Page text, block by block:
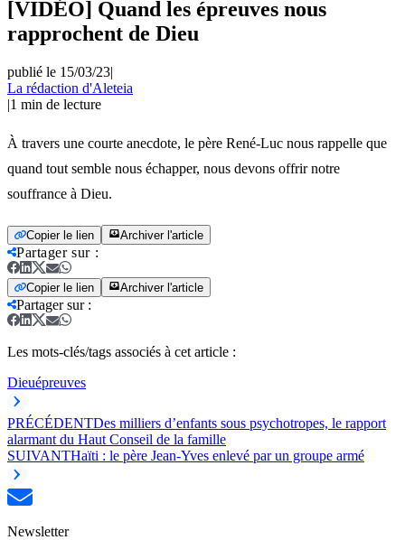
[VIDÉO] Quand les épreuves nous
rapprochent de Dieu
publié le 15/03/23|
La rédaction d'Aleteia
|1 min de lecture
À travers une courte anecdote, le père René-Luc nous rappelle que
quand tout semble nous échapper, nous devons offrir notre
souffrance à Dieu.
Copier le lien Archiver l'article
Partager sur:
Copier le lien Archiver l'article
Partager sur:
Les mots-clés/tags associés à cet article :
Dieuépreuves
PRÉCÉDENTDes milliers d’enfants sous psychotropes, le rapport
alarmant du Haut Conseil de la famille
SUIVANTHaïti : le père Jean-Yves enlevé par un groupe armé
Newsletter